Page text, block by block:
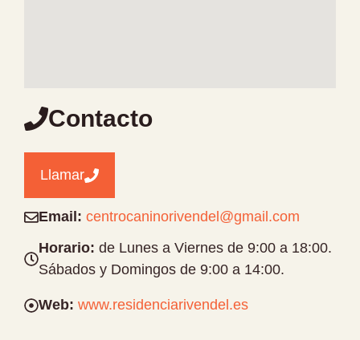
Contacto
Llamar
Email: centrocaninorivendel@gmail.com
Horario: de Lunes a Viernes de 9:00 a 18:00.
Sábados y Domingos de 9:00 a 14:00.
Web: www.residenciarivendel.es